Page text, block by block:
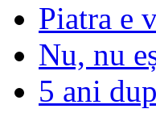
Piatra e
Nu, nu
5 ani